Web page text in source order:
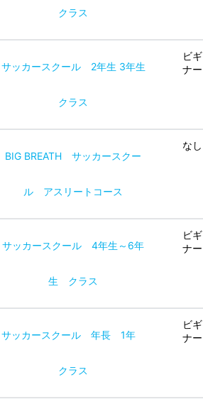
クラス
サッカースクール 2年生 3年生
クラス
ビギ
ナー
BIG BREATH サッカースクー
ル アスリートコース
なし
サッカースクール 4年生～6年
生 クラス
ビギ
ナー
サッカースクール 年長 1年
クラス
ビギ
ナー